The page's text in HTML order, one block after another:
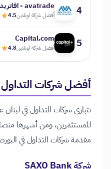
4 avatrade - افاتريد
أفضل شركة اونلاين4.5
5
Capital.com
أفضل شركة اونلاين4.8
أفضل شركات التداول
تتبارى شركات التداول في
للمستثمرين، ومن أشهرها
مقدمة شركات التداول في
شركة SAXO Bank